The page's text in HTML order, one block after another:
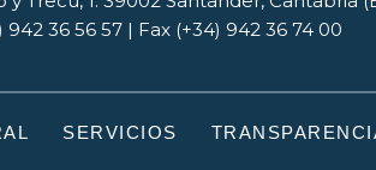
36 56 57 | Fax (+34) 942 36 74 00
SERVICIOS